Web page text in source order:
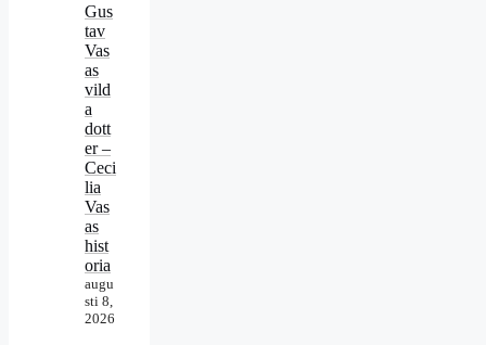
Gus
tav
Vas
as
vild
a
dott
er –
Ceci
lia
Vas
as
hist
oria
augu
sti 8,
2026